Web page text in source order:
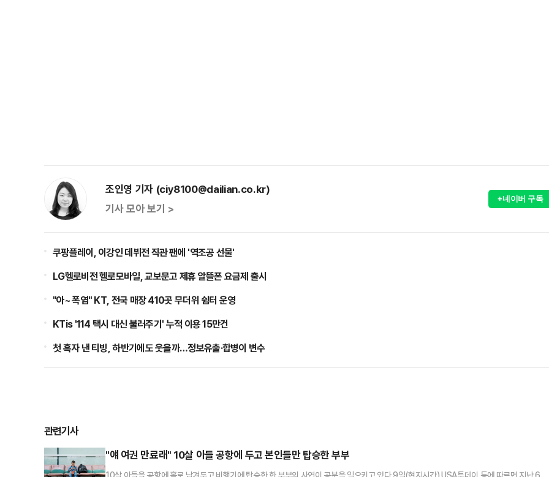
조인영 기자 (ciy8100@dailian.co.kr)
기사 모아 보기 >
+네이버 구독
쿠팡플레이, 이강인 데뷔전 직관 팬에 '역조공 선물'
LG헬로비전 헬로모바일, 교보문고 제휴 알뜰폰 요금제 출시
"아~ 폭염" KT, 전국 매장 410곳 무더위 쉼터 운영
KTis '114 택시 대신 불러주기' 누적 이용 15만건
첫 흑자 낸 티빙, 하반기에도 웃을까…정보유출·합병이 변수
관련기사
"얘 여권 만료래" 10살 아들 공항에 두고 본인들만 탑승한 부부